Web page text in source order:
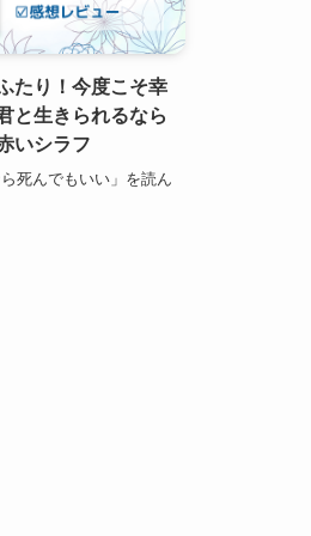
たり！今度こそ幸
と生きられるなら
いシラフ
死んでもいい」を読ん